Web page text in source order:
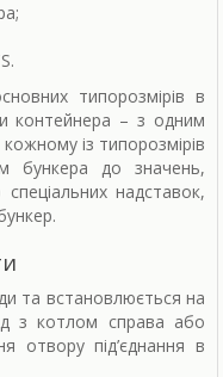
типорозмірів в
контейнера – з одним
із типорозмірів
бункера до значень,
надставок,
та встановлюється на
з котлом справа або
отвору під’єднання в